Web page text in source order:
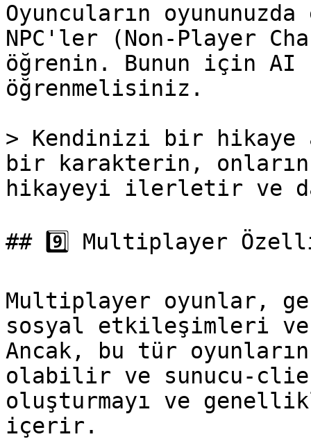
Oyuncuların
NPC'ler (Non-Player
öğrenin. Bunun için AI
öğrenmelisiniz.
> Kendinizi bir hikaye
bir karakterin,
hikayeyi ilerletir ve
## 9️⃣ Multiplayer
Multiplayer oyunlar,
sosyal etkileşimleri
Ancak, bu tür
olabilir ve sunucu-
oluşturmayı ve
içerir.